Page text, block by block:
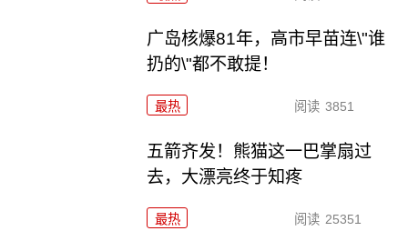
广岛核爆81年，高市早苗连\"谁
扔的\"都不敢提！
最热 阅读 3851
五箭齐发！熊猫这一巴掌扇过
去，大漂亮终于知疼
最热 阅读 25351